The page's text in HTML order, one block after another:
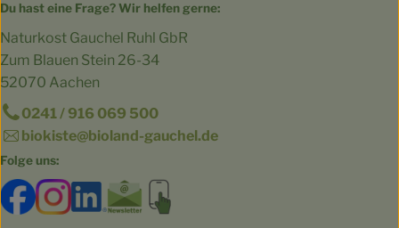
Du hast eine Frage? Wir helfen gerne:
Naturkost Gauchel Ruhl GbR
Zum Blauen Stein 26-34
52070 Aachen
0241 / 916 069 500
biokiste@bioland-gauchel.de
Folge uns:
Externer Link zu https://www.facebook.com/
Externer Link zu https://www.instagram.com/
Externer Link zu https://
Externer Link zu https://